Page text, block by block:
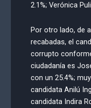
2.1%; Verónica
Por otro lado, de
recabadas, el
corrupto
ciudadanía es
con un 25.4%;
candidata Anilú
candidata Indira